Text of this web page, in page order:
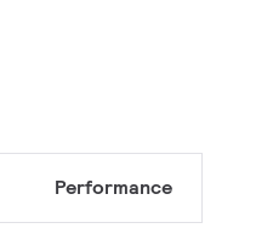
Performance